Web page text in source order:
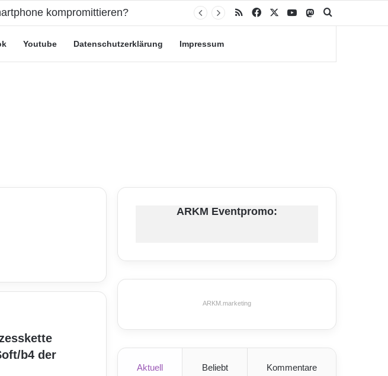
kompromittieren? RSS Facebook YouTubeMastodon
Youtube Datenschutzerklärung Impressum
b4 der
ARKM Eventpromo:
ARKM.marketing
Aktuell Beliebt Kommentare